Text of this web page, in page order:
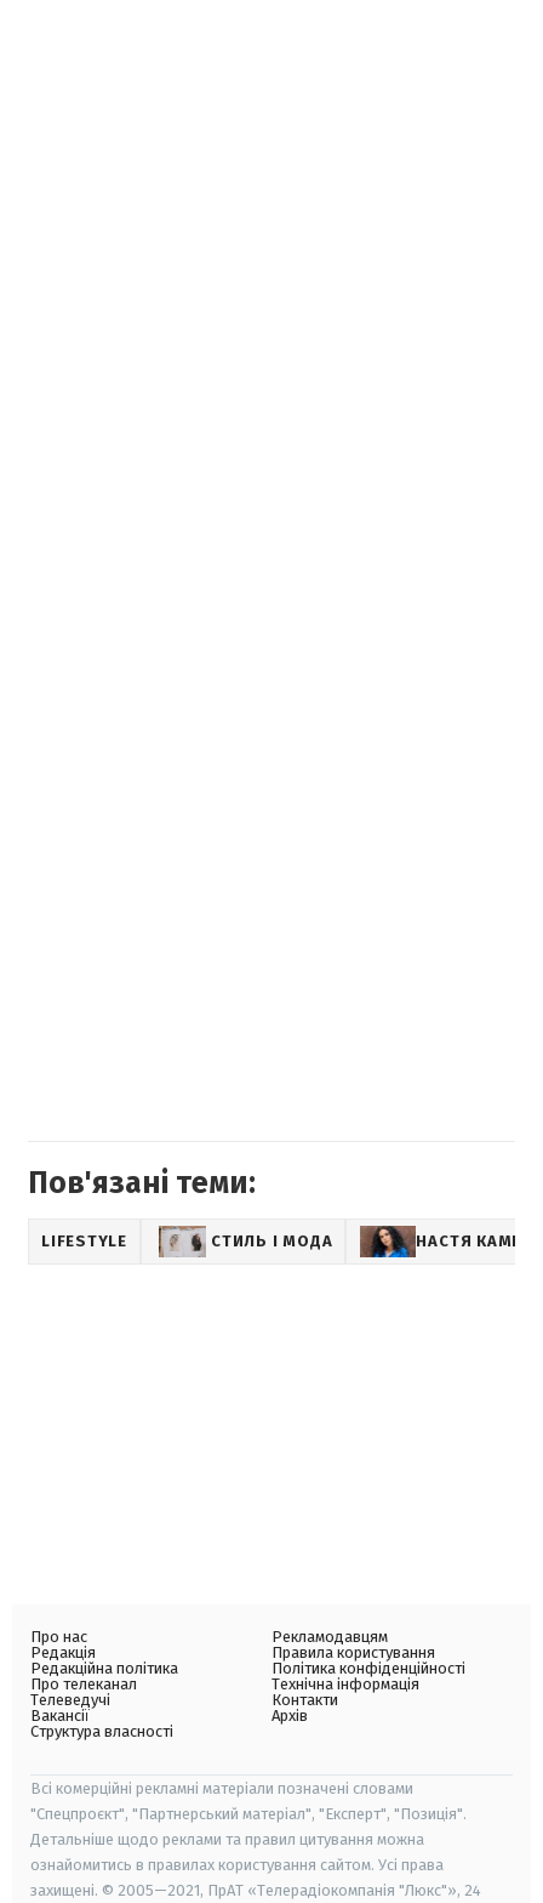
Пов'язані теми:
LIFESTYLE СТИЛЬ І МОДА НАСТЯ
Про нас
Редакція
Редакційна політика
Про телеканал
Телеведучі
Вакансії
Структура власності
Рекламодавцям
Правила користування
Політика конфіденційності
Технічна інформація
Контакти
Архів
Всі комерційні рекламні матеріали позначені словами
"Спецпроєкт", "Партнерський матеріал", "Експерт", "Позиція".
Детальніше щодо реклами та правил цитування можна
ознайомитись в правилах користування сайтом. Усі права
захищені. © 2005—2021, ПрАТ «Телерадіокомпанія "Люкс"», 24